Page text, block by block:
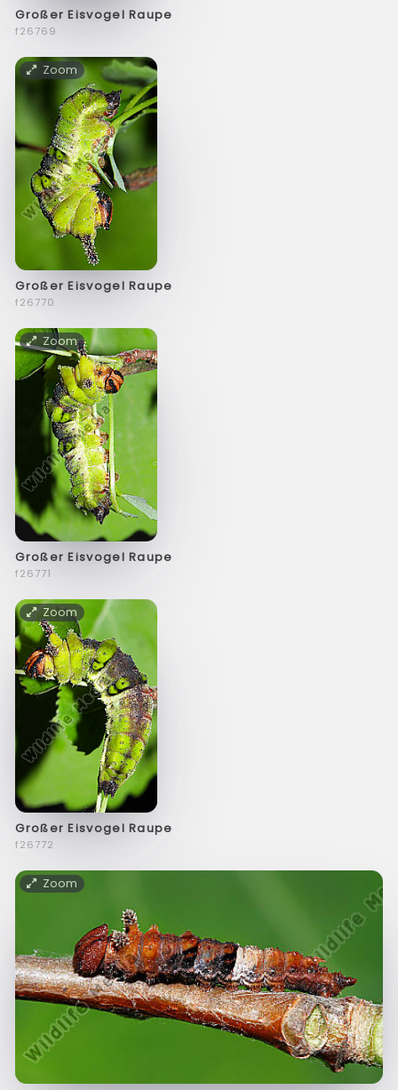
Großer Eisvogel Raupe
f26769
Zoom
Großer Eisvogel Raupe
f26770
Zoom
Großer Eisvogel Raupe
f26771
Zoom
Großer Eisvogel Raupe
f26772
Zoom